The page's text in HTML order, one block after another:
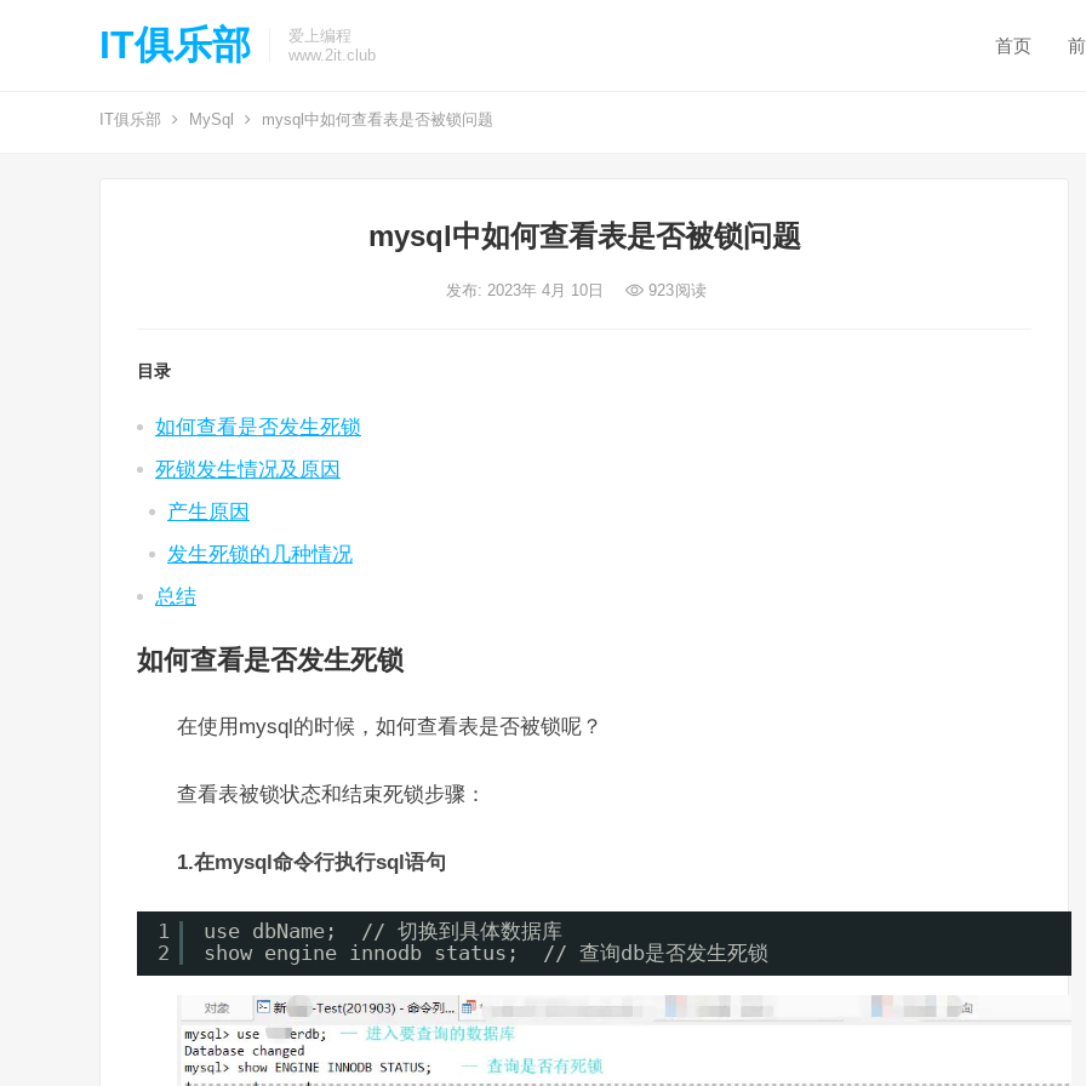
IT俱乐部
爱上编程
www.2it.club
首页
IT俱乐部 MySql mysql中如何查看表是否被锁问题
mysql中如何查看表是否被锁问题
发布: 2023年 4月 10日 923阅读
目录
如何查看是否发生死锁
死锁发生情况及原因
产生原因
发生死锁的几种情况
总结
如何查看是否发生死锁
在使用mysql的时候，如何查看表是否被锁呢？
查看表被锁状态和结束死锁步骤：
1.在mysql命令行执行sql语句
1
2
use dbName;  // 切换到具体数据库
show engine innodb status;  // 查询db是否发生死锁